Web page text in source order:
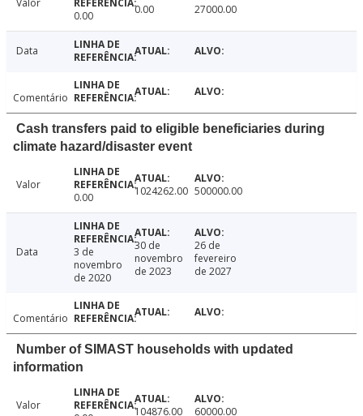
Valor
0.00
0.00 27000.00
Data
Comentário
Cash transfers paid to eligible beneficiaries during
climate hazard/disaster event
Valor
0.00
1024262.00 500000.00
Data
3 de
novembro
de 2020
30 de
novembro
de 2023
26 de
fevereiro
de 2027
Comentário
Number of SIMAST households with updated
information
Valor
104876.00 60000.00